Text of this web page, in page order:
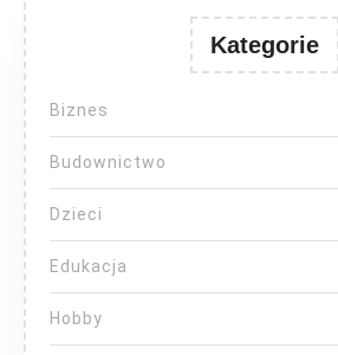
Kategorie
Biznes
Budownictwo
Dzieci
Edukacja
Hobby